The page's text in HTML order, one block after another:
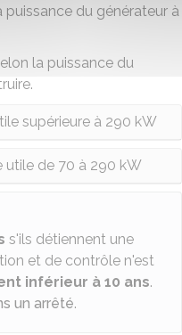
du générateur à
la puissance du
supérieure à 290 kW
de 70 à 290 kW
s'ils détiennent une
et de contrôle n'est
inférieur à 10 ans.
un arrêté.